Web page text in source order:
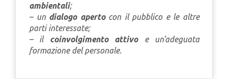
ambientali;
– un dialogo apertocon il pubblico e le altre
parti interessate;
– il coinvolgimento attivoe un’adeguata
formazione del personale.